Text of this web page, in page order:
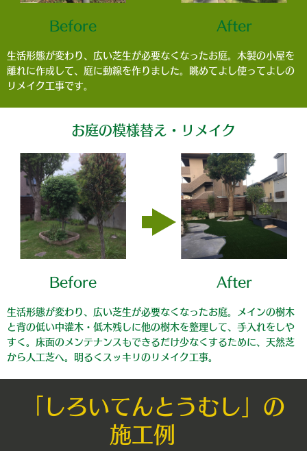
Before After
生活形態が変わり、広い芝生が必要なくなったお庭。木製の小屋を
離れに作成して、庭に動線を作りました。眺めてよし使ってよしの
リメイク工事です。
お庭の模様替え・リメイク
Before After
生活形態が変わり、広い芝生が必要なくなったお庭。メインの樹木
と背の低い中灌木・低木残しに他の樹木を整理して、手入れをしや
すく。床面のメンテナンスもできるだけ少なくするために、天然芝
から人工芝へ。明るくスッキリのリメイク工事。
「しろいてんとうむし」の
施工例